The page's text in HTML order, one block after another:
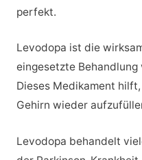
perfekt.
Levodopa ist die
eingesetzte Behandlung
Dieses Medikament
Gehirn wieder
Levodopa behandelt